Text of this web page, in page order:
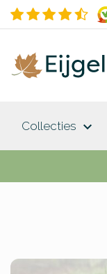
Collecties keyboard_arrow_down